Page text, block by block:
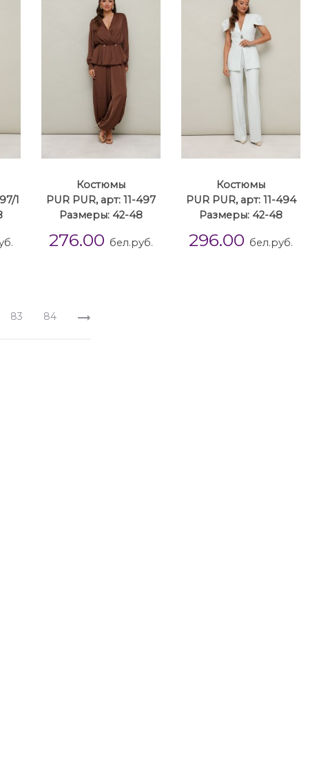
1
Костюмы
PUR PUR, арт: 11-497
Размеры: 42-48
276.00 бел.руб.
Костюмы
PUR PUR, арт: 11-494
Размеры: 42-48
296.00 бел.руб.
83 84